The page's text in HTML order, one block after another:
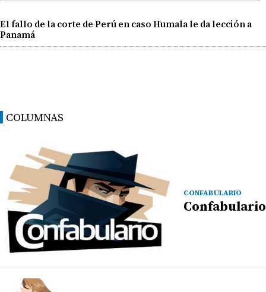
El fallo de la corte de Perú en caso Humala le da lección a
Panamá
COLUMNAS
CONFABULARIO
Confabulario